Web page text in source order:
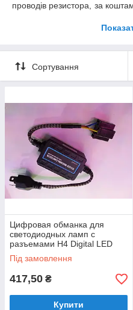
проводів резистора, за
до мінусового. Внаслідок
Сортування
Цифровая обманка для
светодиодных ламп с
разъемами H4 Digital LED
warning canceller
Під замовлення
417,50 ₴
Купити